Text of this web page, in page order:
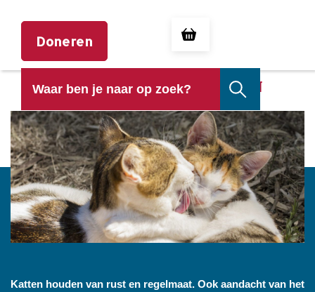
Doneren
DE VERZORGING VAN KATTEN
Katten houden van rust en regelmaat. Ook aandacht van het